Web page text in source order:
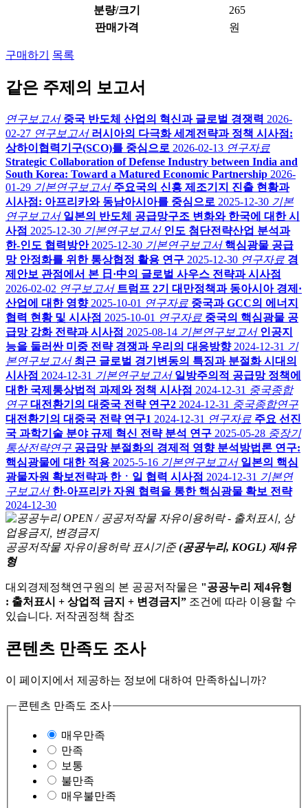
분량/크기
265
판매가격
원
구매하기 목록
같은 주제의 보고서
연구보고서 중국 반도체 산업의 혁신과 글로벌 경쟁력 2026-
02-27 연구보고서 러시아의 다극화 세계전략과 정책 시사점:
상하이협력기구(SCO)를 중심으로 2026-02-13 연구자료
Strategic Collaboration of Defense Industry between India and
South Korea: Toward a Matured Economic Partnership 2026-
01-29 기본연구보고서 주요국의 신흥 제조기지 진출 현황과
시사점: 아프리카와 동남아시아를 중심으로 2025-12-30 기본
연구보고서 일본의 반도체 공급망구조 변화와 한국에 대한 시
사점 2025-12-30 기본연구보고서 인도 첨단전략산업 분석과
한-인도 협력방안 2025-12-30 기본연구보고서 핵심광물 공급
망 안정화를 위한 통상협정 활용 연구 2025-12-30 연구자료 경
제안보 관점에서 본 日·中의 글로벌 사우스 전략과 시사점
2026-02-02 연구보고서 트럼프 2기 대만정책과 동아시아 경제·
산업에 대한 영향 2025-10-01 연구자료 중국과 GCC의 에너지
협력 현황 및 시사점 2025-10-01 연구자료 중국의 핵심광물 공
급망 강화 전략과 시사점 2025-08-14 기본연구보고서 인공지
능을 둘러싼 미중 전략 경쟁과 우리의 대응방향 2024-12-31 기
본연구보고서 최근 글로벌 경기변동의 특징과 분절화 시대의
시사점 2024-12-31 기본연구보고서 일방주의적 공급망 정책에
대한 국제통상법적 과제와 정책 시사점 2024-12-31 중국종합
연구 대전환기의 대중국 전략 연구2 2024-12-31 중국종합연구
대전환기의 대중국 전략 연구1 2024-12-31 연구자료 주요 선진
국 과학기술 분야 규제 혁신 전략 분석 연구 2025-05-28 중장기
통상전략연구 공급망 분절화의 경제적 영향 분석방법론 연구:
핵심광물에 대한 적용 2025-5-16 기본연구보고서 일본의 핵심
광물자원 확보전략과 한ㆍ일 협력 시사점 2024-12-31 기본연
구보고서 한-아프리카 자원 협력을 통한 핵심광물 확보 전략
2024-12-30
공공저작물 자유이용허락 표시기준 (공공누리, KOGL) 제4유
형
대외경제정책연구원의 본 공공저작물은 "공공누리 제4유형
: 출처표시 + 상업적 금지 + 변경금지” 조건에 따라 이용할 수
있습니다. 저작권정책 참조
콘텐츠 만족도 조사
이 페이지에서 제공하는 정보에 대하여 만족하십니까?
콘텐츠 만족도 조사
매우만족
만족
보통
불만족
매우불만족